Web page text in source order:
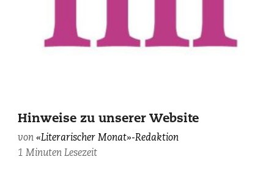
Hinweise zu unserer Website
von«Literarischer Monat»-Redaktion
1 Minuten Lesezeit